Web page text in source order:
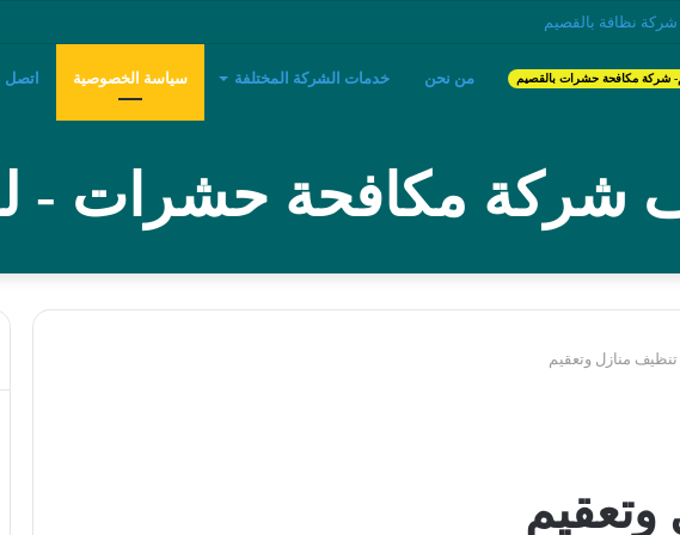
شركة تنظيف مكيفات ببريدة
شركة مكافحة حشرات بالقصيم من نحن خدمات الشركة المختلفة سياسة الخصوصية اتصل
شركة مكافحة حشرات -
تنظيف منازل وتعقيم